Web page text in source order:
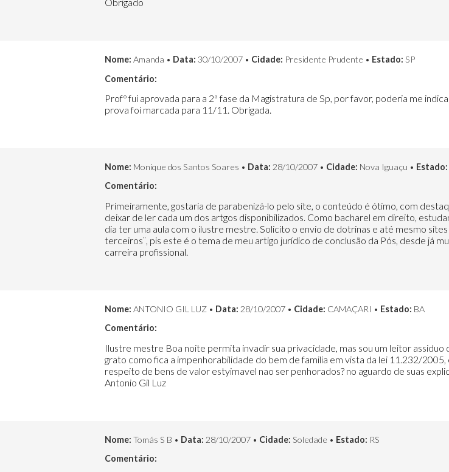
Nome: Amanda • Data: 30/10/2007 • Cidade: Presidente Prudente • Estado: SP
Comentário:
Profº fui aprovada para a 2ª fase da Magistratura de Sp, por favor, poderia me
prova foi marcada para 11/11. Obrigada.
Nome: Monique dos Santos Soares • Data: 28/10/2007 • Cidade: Nova Iguaçu • Estado:
Comentário:
Primeiramente, gostaria de parabenizá-lo pelo site, o conteúdo é ótimo, com
deixar de ler cada um dos artgos disponibilizados. Como bacharel em direito,
dia ter uma aula com o ilustre mestre. Solicito o envio de dotrinas e até mesmo
terceiros¨, pis este é o tema de meu artigo jurídico de conclusão da Pós, desde já
carreira profissional.
Nome: ANTONIO GIL LUZ • Data: 28/10/2007 • Cidade: CAMAÇARI • Estado: BA
Comentário:
Ilustre mestre Boa noite permita invadir sua privacidade, mas sou um leitor
grato como fica a impenhorabilidade do bem de familia em vista da lei 11.232/2005,
respeito de bens de valor estyimavel nao ser penhorados? no aguardo de suas
Antonio Gil Luz
Nome: Tomás S B • Data: 28/10/2007 • Cidade: Soledade • Estado: RS
Comentário: